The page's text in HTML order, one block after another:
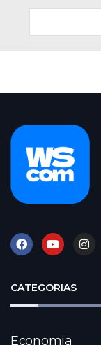
CATEGORIAS
Economia